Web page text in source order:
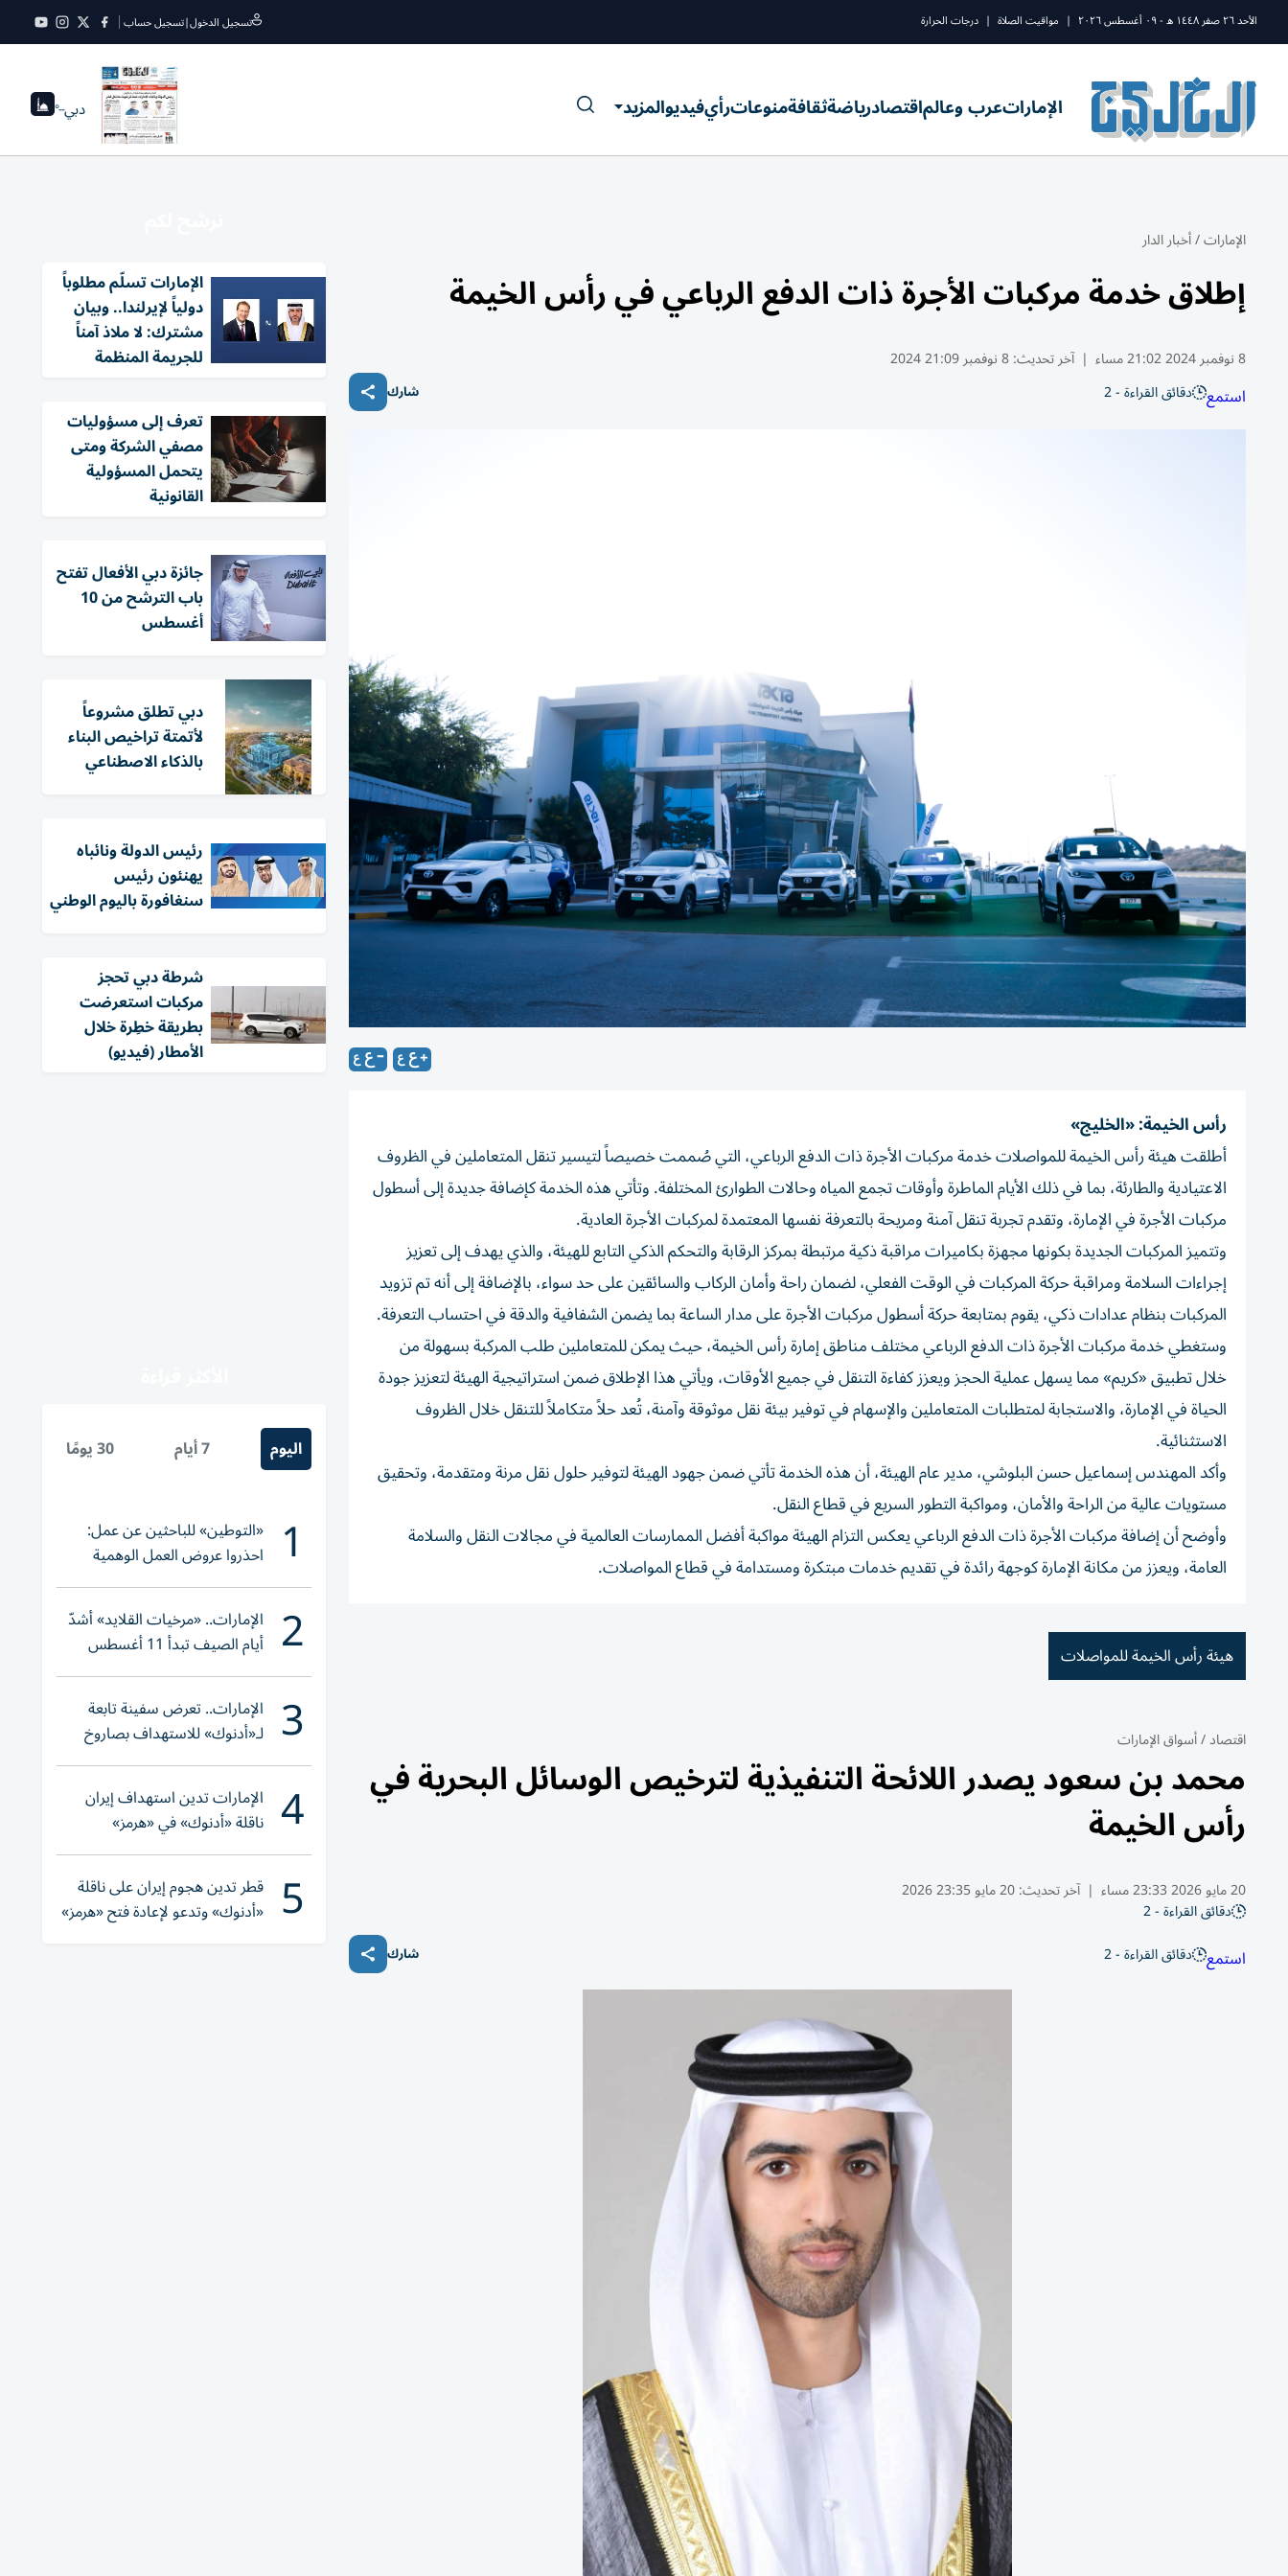
الأحد ٢٦ صفر ١٤٤٨ ه - ٠٩ أغسطس ٢٠٢٦ | مواقيت الصلاة | درجات الحرارة تسجيل الدخول|تسجيل حساب
الإماراتعرب وعالماقتصادرياضةثقافةمنوعاترأيفيديوالمزيد دبي--°
الإمارات/أخبار الدار
إطلاق خدمة مركبات الأجرة ذات الدفع الرباعي في رأس الخيمة
8 نوفمبر 2024 21:02 مساء | آخر تحديث:8 نوفمبر 21:09 2024
استمع دقائق القراءة - 2 شارك
رأس الخيمة: «الخليج»
أطلقت هيئة رأس الخيمة للمواصلات خدمة مركبات الأجرة ذات الدفع الرباعي، التي صُممت خصيصاً لتيسير تنقل المتعاملين في الظروف
الاعتيادية والطارئة، بما في ذلك الأيام الماطرة وأوقات تجمع المياه وحالات الطوارئ المختلفة. وتأتي هذه الخدمة كإضافة جديدة إلى أسطول
مركبات الأجرة في الإمارة، وتقدم تجربة تنقل آمنة ومريحة بالتعرفة نفسها المعتمدة لمركبات الأجرة العادية.
وتتميز المركبات الجديدة بكونها مجهزة بكاميرات مراقبة ذكية مرتبطة بمركز الرقابة والتحكم الذكي التابع للهيئة، والذي يهدف إلى تعزيز
إجراءات السلامة ومراقبة حركة المركبات في الوقت الفعلي، لضمان راحة وأمان الركاب والسائقين على حد سواء، بالإضافة إلى أنه تم تزويد
المركبات بنظام عدادات ذكي، يقوم بمتابعة حركة أسطول مركبات الأجرة على مدار الساعة بما يضمن الشفافية والدقة في احتساب التعرفة.
وستغطي خدمة مركبات الأجرة ذات الدفع الرباعي مختلف مناطق إمارة رأس الخيمة، حيث يمكن للمتعاملين طلب المركبة بسهولة من
خلال تطبيق «كريم» مما يسهل عملية الحجز ويعزز كفاءة التنقل في جميع الأوقات، ويأتي هذا الإطلاق ضمن استراتيجية الهيئة لتعزيز جودة
الحياة في الإمارة، والاستجابة لمتطلبات المتعاملين والإسهام في توفير بيئة نقل موثوقة وآمنة، تُعد حلاً متكاملاً للتنقل خلال الظروف
الاستثنائية.
وأكد المهندس إسماعيل حسن البلوشي، مدير عام الهيئة، أن هذه الخدمة تأتي ضمن جهود الهيئة لتوفير حلول نقل مرنة ومتقدمة، وتحقيق
مستويات عالية من الراحة والأمان، ومواكبة التطور السريع في قطاع النقل.
وأوضح أن إضافة مركبات الأجرة ذات الدفع الرباعي يعكس التزام الهيئة مواكبة أفضل الممارسات العالمية في مجالات النقل والسلامة
العامة، ويعزز من مكانة الإمارة كوجهة رائدة في تقديم خدمات مبتكرة ومستدامة في قطاع المواصلات.
هيئة رأس الخيمة للمواصلات
اقتصاد/أسواق الإمارات
محمد بن سعود يصدر اللائحة التنفيذية لترخيص الوسائل البحرية في
رأس الخيمة
20 مايو 2026 23:33 مساء | آخر تحديث:20 مايو 23:35 2026
دقائق القراءة - 2
استمع دقائق القراءة - 2 شارك
الإمارات تسلّم مطلوباً
دولياً لإيرلندا.. وبيان
مشترك: لا ملاذ آمناً
للجريمة المنظمة
تعرف إلى مسؤوليات
مصفي الشركة ومتى
يتحمل المسؤولية
القانونية
جائزة دبي الأفعال تفتح
باب الترشح من 10
أغسطس
دبي تطلق مشروعاً
لأتمتة تراخيص البناء
بالذكاء الاصطناعي
رئيس الدولة ونائباه
يهنئون رئيس
سنغافورة باليوم الوطني
شرطة دبي تحجز
مركبات استعرضت
بطريقة خطِرة خلال
الأمطار (فيديو)
اليوم 7 أيام 30 يومًا
1 «التوطين» للباحثين عن عمل:
احذروا عروض العمل الوهمية
وتحققوا عبر «الباركود»
2 الإمارات.. «مرخيات القلايد» أشدّ
أيام الصيف تبدأ 11 أغسطس
3 الإمارات.. تعرض سفينة تابعة
لـ«أدنوك» للاستهداف بصاروخ
أثناء عبورها «هرمز»
4 الإمارات تدين استهداف إيران
ناقلة «أدنوك» في «هرمز»
5 قطر تدين هجوم إيران على ناقلة
«أدنوك» وتدعو لإعادة فتح «هرمز»